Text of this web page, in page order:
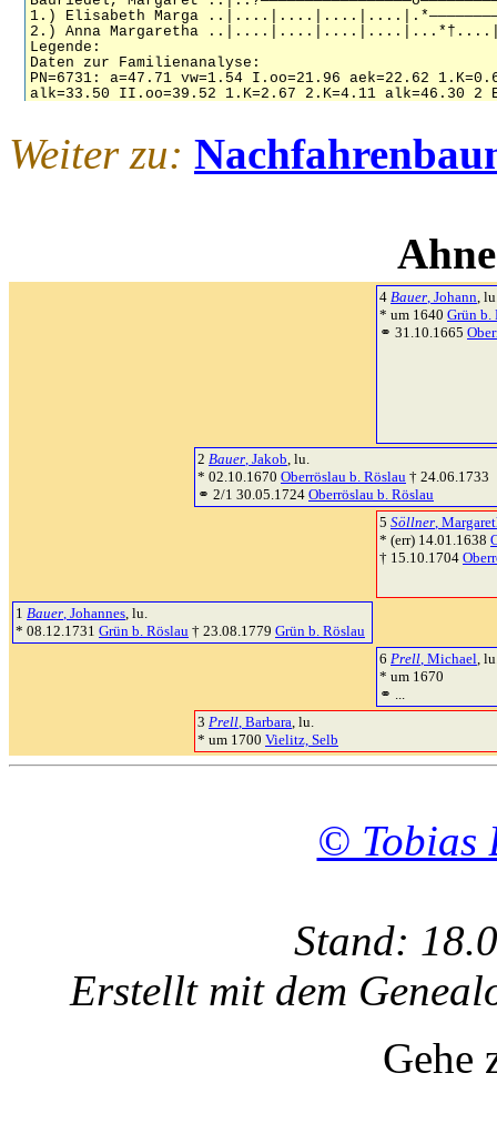
Weiter zu:
4 Bauer, Johann,
* um 1640 Grün b.
⚭ 31.10.1665
2 Bauer, Jakob, lu.
* 02.10.1670 Oberröslau b. Röslau † 24.06.1733
⚭ 2/1 30.05.1724 Oberröslau b. Röslau
5 Söllner,
* (err) 14.01.1638
† 15.10.1704
1 Bauer, Johannes, lu.
* 08.12.1731 Grün b. Röslau † 23.08.1779 Grün b. Röslau
6 Prell, Michael,
* um 1670
⚭ ...
3 Prell, Barbara, lu.
* um 1700 Vielitz, Selb
© Tobias
Stand:
Erstellt mit dem
Gehe